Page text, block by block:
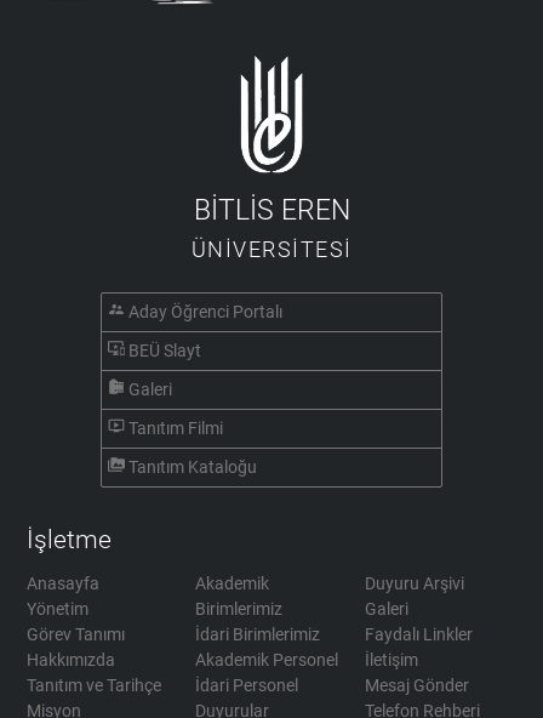
BİTLİS EREN
ÜNİVERSİTESİ
supervisor_account Aday Öğrenci Portalı
important_devices BEÜ Slayt
camera_roll Galeri
ondemand_video Tanıtım Filmi
perm_media Tanıtım Kataloğu
İşletme
Anasayfa
Yönetim
Görev Tanımı
Hakkımızda
Tanıtım ve Tarihçe
Misyon
Akademik
Birimlerimiz
İdari Birimlerimiz
Akademik Personel
İdari Personel
Duyurular
Duyuru Arşivi
Galeri
Faydalı Linkler
İletişim
Mesaj Gönder
Telefon Rehberi